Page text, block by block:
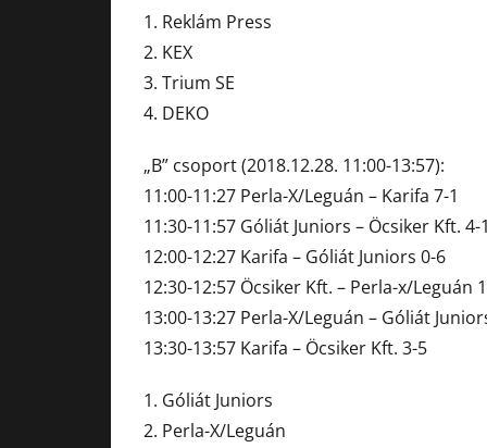
1. Reklám Press
2. KEX
3. Trium SE
4. DEKO
„B” csoport (2018.12.28. 11:00-13:57):
11:00-11:27 Perla-X/Leguán – Karifa 7-1
11:30-11:57 Góliát Juniors – Öcsiker Kft. 4-1
12:00-12:27 Karifa – Góliát Juniors 0-6
12:30-12:57 Öcsiker Kft. – Perla-x/Leguán
13:00-13:27 Perla-X/Leguán – Góliát
13:30-13:57 Karifa – Öcsiker Kft. 3-5
1. Góliát Juniors
2. Perla-X/Leguán